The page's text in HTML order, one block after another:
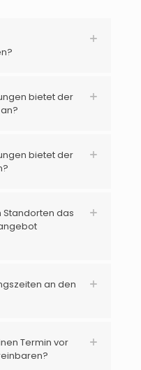
bietet der
bietet der
Standorten das
an den
Termin vor